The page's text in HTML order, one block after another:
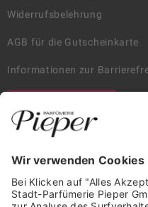
Widerrufsbelehrung
AGB für die Gutscheinkarte
Informationen zur